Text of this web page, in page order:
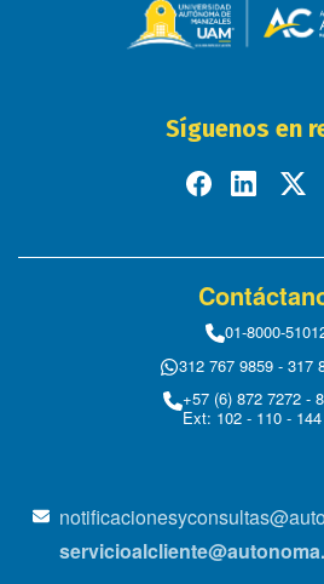
Síguenos en
01-8000-
312 767 9859 - 317
+57 (6) 872 7272 -
Ext: 102 - 110 - 144